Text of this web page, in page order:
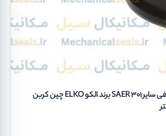
سیل مکانیکی فیبر و فنر نافی سایر SAER 301 برند الکو ELKO چین کربن